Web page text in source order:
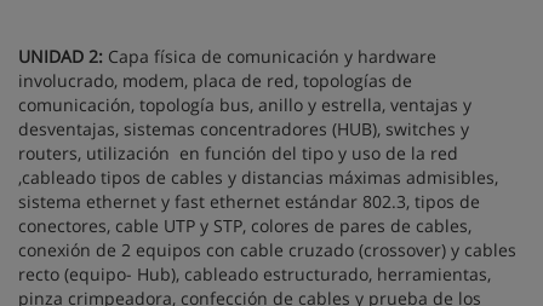
UNIDAD 2: Capa física de comunicación y hardware
involucrado, modem, placa de red, topologías de
comunicación, topología bus, anillo y estrella, ventajas y
desventajas, sistemas concentradores (HUB), switches y
routers, utilización en función del tipo y uso de la red
,cableado tipos de cables y distancias máximas admisibles,
sistema ethernet y fast ethernet estándar 802.3, tipos de
conectores, cable UTP y STP, colores de pares de cables,
conexión de 2 equipos con cable cruzado (crossover) y cables
recto (equipo- Hub), cableado estructurado, herramientas,
pinza crimpeadora, confección de cables y prueba de los